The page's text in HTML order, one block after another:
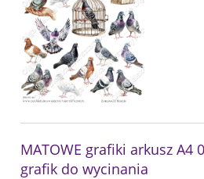
MATOWE grafiki arkusz A4
grafik do wycinania